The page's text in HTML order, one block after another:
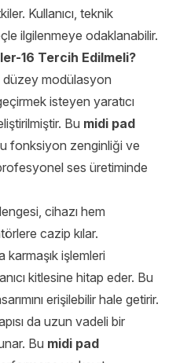
Kullanıcı, teknik
ilgilenmeye odaklanabilir.
16 Tercih Edilmeli?
düzey modülasyon
isteyen yaratıcı
Bu midi pad
fonksiyon zenginliği ve
ses üretiminde
cihazı hem
cazip kılar.
işlemleri
kitlesine hitap eder. Bu
erişilebilir hale getirir.
da uzun vadeli bir
Bu midi pad